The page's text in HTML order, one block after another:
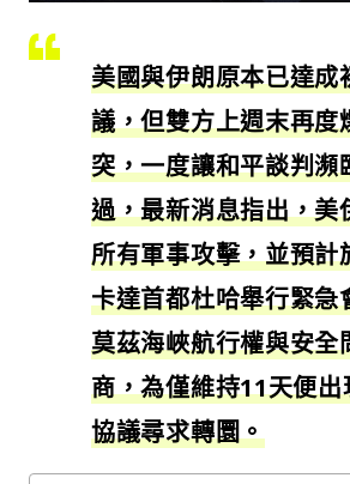
美國與伊朗原本已達成
議，但雙方上週末再度
突，一度讓和平談判瀕
過，最新消息指出，美
所有軍事攻擊，並預計
卡達首都杜哈舉行緊急
莫茲海峽航行權與安全
商，為僅維持11天便
協議尋求轉圜。